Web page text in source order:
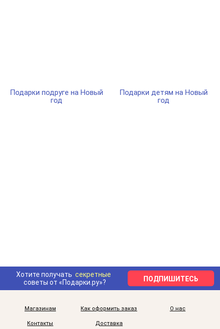
Подарки подруге на Новый
год
Подарки детям на Новый
год
Хотите получать секретные
советы от «Подарки.ру»?
ПОДПИШИТЕСЬ
Магазинам Как оформить заказ О нас
Контакты Доставка